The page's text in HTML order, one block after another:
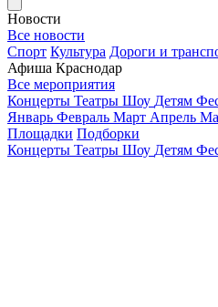
Новости
Все новости
Спорт Культура Дороги и
Афиша Краснодар
Все мероприятия
Концерты Театры Шоу Детям
Январь Февраль Март Апрель
Площадки Подборки
Концерты Театры Шоу Детям